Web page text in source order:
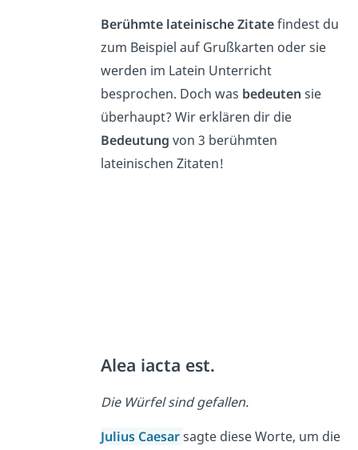
Berühmte lateinische Zitatefindest du
zum Beispiel auf Grußkarten oder sie
werden im Latein Unterricht
besprochen. Doch was bedeuten sie
überhaupt? Wir erklären dir die
Bedeutung von 3 berühmten
lateinischen Zitaten!
Alea iacta est.
Die Würfel sind gefallen.
Julius Caesarsagte diese Worte, um die